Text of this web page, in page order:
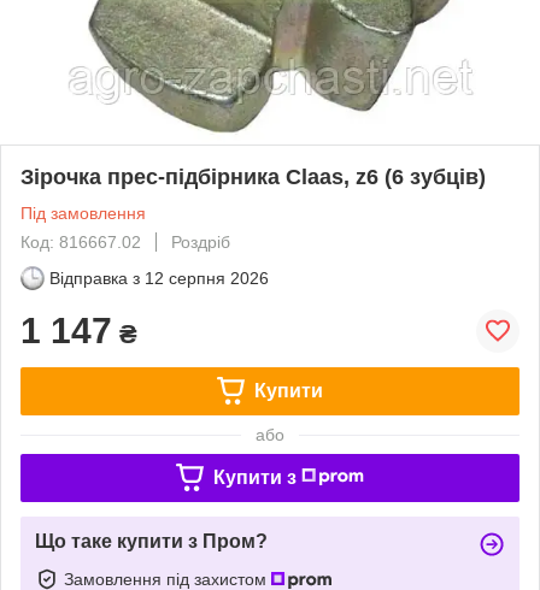
Зірочка прес-підбірника Claas, z6 (6 зубців)
Під замовлення
Код: 816667.02
Роздріб
Відправка з 12 серпня 2026
1 147 ₴
Купити
або
Купити з
Що таке купити з Пром?
Замовлення під захистом